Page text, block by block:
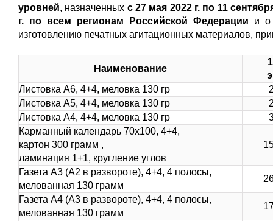
уровней, назначенных с 27 мая 2022 г. по 11
г. по всем регионам Российской Федерации и о
изготовлению печатных агитационных материалов,
Наименование
Листовка А6, 4+4, меловка 130 гр
Листовка А5, 4+4, меловка 130 гр
Листовка А4, 4+4, меловка 130 гр
Карманный календарь 70х100, 4+4,
картон 300 грамм ,
ламинация 1+1, кругление углов
Газета А3 (А2 в развороте), 4+4, 4 полосы,
мелованная 130 грамм
Газета А4 (А3 в развороте), 4+4, 4 полосы,
мелованная 130 грамм